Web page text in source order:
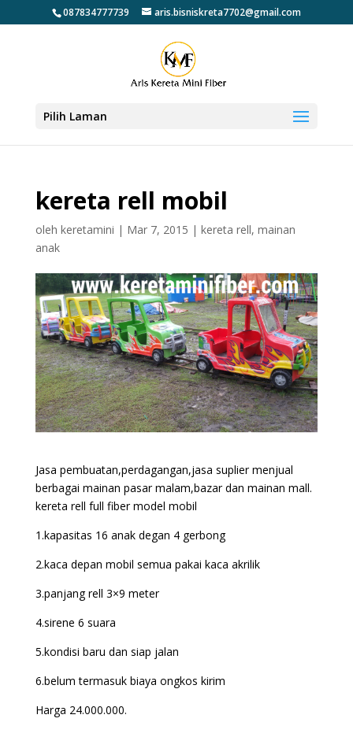
087834777739 aris.bisniskreta7702@gmail.com
Pilih Laman
kereta rell mobil
oleh keretamini | Mar 7, 2015 | kereta rell, mainan
anak
Jasa pembuatan,perdagangan,jasa suplier menjual
berbagai mainan pasar malam,bazar dan mainan mall.
kereta rell full fiber model mobil
1.kapasitas 16 anak degan 4 gerbong
2.kaca depan mobil semua pakai kaca akrilik
3.panjang rell 3×9 meter
4.sirene 6 suara
5.kondisi baru dan siap jalan
6.belum termasuk biaya ongkos kirim
Harga 24.000.000.